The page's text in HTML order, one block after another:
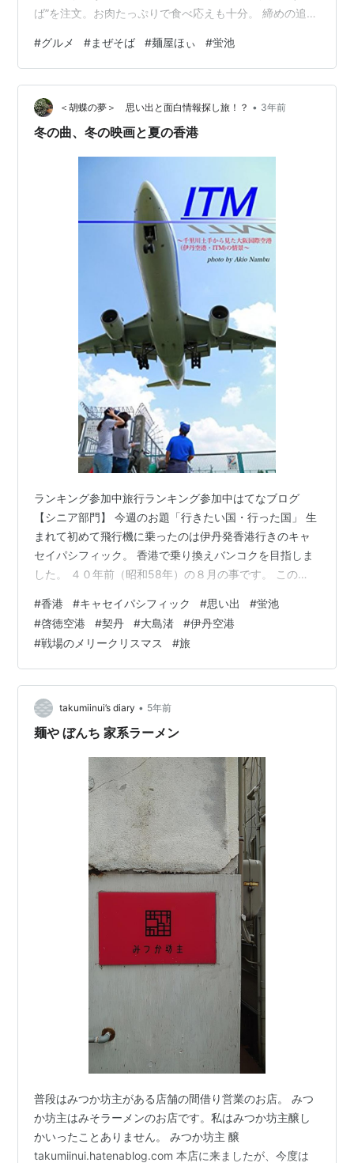
ば”を注文。お肉たっぷりで食べ応えも十分。 締めの追い
す。基本、まぜそばのあとに出る追い飯ってほんの少し
ですが、このお店は並でも比較的、量が多めでうれしい
ですね。
#グルメ #まぜそば #麺屋ほぃ #蛍池
＜胡蝶の夢＞ 思い出と面白情報探し旅！？ • 3年前
冬の曲、冬の映画と夏の香港
ランキング参加中旅行ランキング参加中はてなブログ
【シニア部門】 今週のお題「行きたい国・行った国」 生
まれて初めて飛行機に乗ったのは伊丹発香港行きのキャ
セイパシフィック。 香港で乗り換えバンコクを目指しま
した。 ４０年前（昭和58年）の８月の事です。 この
やたら印象に残っています。 finitykt.hatenablog.com
#香港 #キャセイパシフィック #思い出 #蛍池
#啓徳空港 #契丹 #大島渚 #伊丹空港
#戦場のメリークリスマス #旅
takumiinui’s diary • 5年前
麺や ぼんち 家系ラーメン
普段はみつか坊主がある店舗の間借り営業のお店。 みつ
か坊主はみそラーメンのお店です。私はみつか坊主醸し
かいったことありません。 みつか坊主 醸
takumiinui.hatenablog.com 本店に来ましたが、今度は